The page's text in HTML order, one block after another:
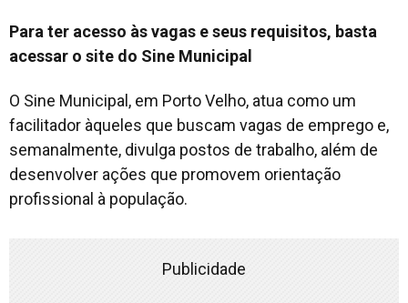
Para ter acesso às vagas e seus requisitos, basta
acessar o site do Sine Municipal
O Sine Municipal, em Porto Velho, atua como um
facilitador àqueles que buscam vagas de emprego e,
semanalmente, divulga postos de trabalho, além de
desenvolver ações que promovem orientação
profissional à população.
Publicidade